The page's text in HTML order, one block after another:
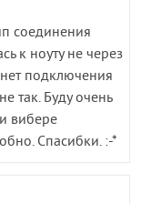
соединения
к ноуту не через
подключения
так. Буду очень
вибере
Спасибки. :-*